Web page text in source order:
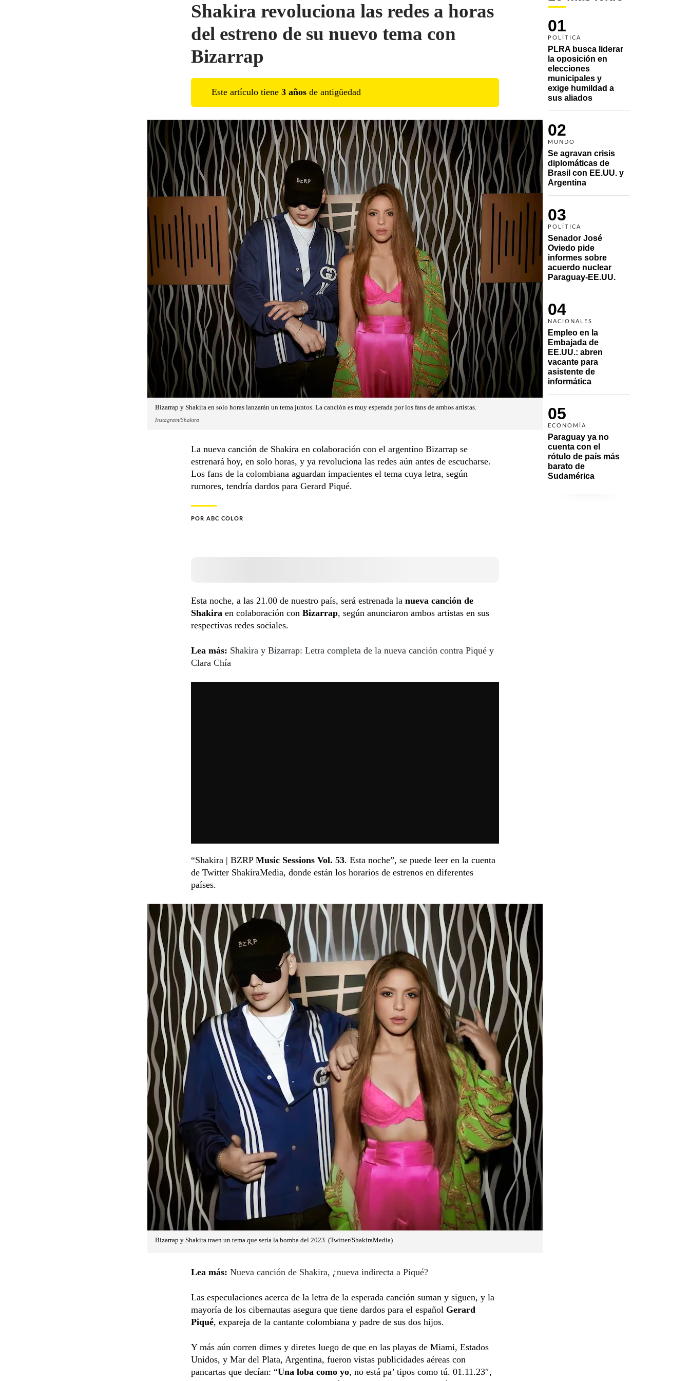
01
POLÍTICA
PLRA busca liderar
la oposición en
elecciones
municipales y
exige humildad a
sus aliados
02
MUNDO
Se agravan crisis
diplomáticas de
Brasil con EE.UU. y
Argentina
03
POLÍTICA
Senador José
Oviedo pide
informes sobre
acuerdo nuclear
Paraguay-EE.UU.
04
NACIONALES
Empleo en la
Embajada de
EE.UU.: abren
vacante para
asistente de
informática
05
ECONOMÍA
Paraguay ya no
cuenta con el
rótulo de país más
barato de
Sudamérica
Shakira revoluciona las redes a horas
del estreno de su nuevo tema con
Bizarrap
Este artículo tiene 3 años de antigüedad
Bizarrap y Shakira en solo horas lanzarán un tema juntos. La canción es muy esperada por los fans de ambos artistas.
Instagram/Shakira
La nueva canción de Shakira en colaboración con el argentino Bizarrap se
estrenará hoy, en solo horas, y ya revoluciona las redes aún antes de escucharse.
Los fans de la colombiana aguardan impacientes el tema cuya letra, según
rumores, tendría dardos para Gerard Piqué.
POR ABC COLOR
Esta noche, a las 21.00 de nuestro país, será estrenada la nueva canción de
Shakira en colaboración con Bizarrap, según anunciaron ambos artistas en sus
respectivas redes sociales.
Lea más: Shakira y Bizarrap: Letra completa de la nueva canción contra Piqué y
Clara Chía
“Shakira | BZRP Music Sessions Vol. 53. Esta noche”, se puede leer en la cuenta
de Twitter ShakiraMedia, donde están los horarios de estrenos en diferentes
países.
Bizarrap y Shakira traen un tema que sería la bomba del 2023. (Twitter/ShakiraMedia)
Lea más: Nueva canción de Shakira, ¿nueva indirecta a Piqué?
Las especulaciones acerca de la letra de la esperada canción suman y siguen, y la
mayoría de los cibernautas asegura que tiene dardos para el español Gerard
Piqué, expareja de la cantante colombiana y padre de sus dos hijos.
Y más aún corren dimes y diretes luego de que en las playas de Miami, Estados
Unidos, y Mar del Plata, Argentina, fueron vistas publicidades aéreas con
pancartas que decían: “Una loba como yo, no está pa’ tipos como tú. 01.11.23″,